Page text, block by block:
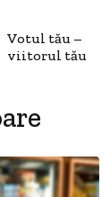
Votul tău –
viitorul tău